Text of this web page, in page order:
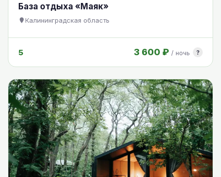
База отдыха «Маяк»
Калининградская область
5 3 600 ₽ / ночь ?